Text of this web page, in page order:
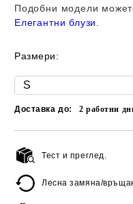
Подобни модели
Елегантни блузи
Размери:
Доставка до: 2работни
Тест и преглед.
Лесна замяна/